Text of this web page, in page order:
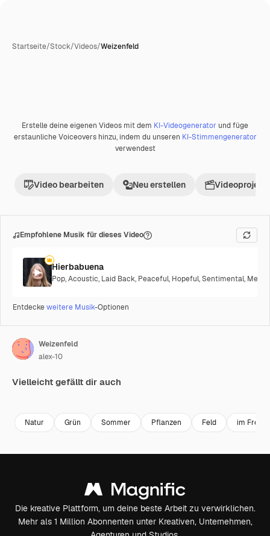
Startseite/Stock/Videos/Weizenfeld
Erstelle deine eigenen Videos mit dem KI-Videogenerator und füge
erstaunliche Voiceovers hinzu, indem du unseren KI-Stimmengenerator
verwendest
Video bearbeiten Neu erstellen Videoprojekt
Empfohlene Musik für dieses Video
Hierbabuena
Pop,Acoustic, Laid Back, Peaceful, Hopeful,Sentimental,
Entdeckeweitere Musik-Optionen
Weizenfeld
alex-10
Vielleicht gefällt dir auch
Natur Grün Sommer Pflanzen Feld im Freien
Die kreative Plattform, um deine beste Arbeit zu verwirklichen.
Mehr als 1 Million Abonnenten unter Kreativen, Unternehmen,